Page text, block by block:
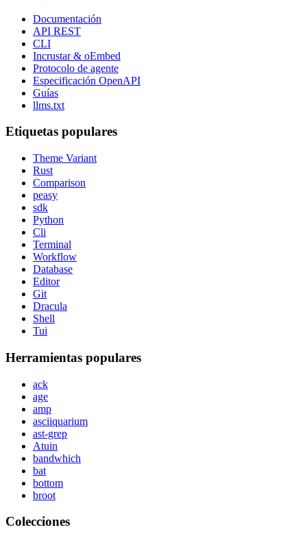
Documentación
API REST
CLI
Incrustar & oEmbed
Protocolo de agente
Especificación OpenAPI
Guías
llms.txt
Etiquetas populares
Theme Variant
Rust
Comparison
peasy
sdk
Python
Cli
Terminal
Workflow
Database
Editor
Git
Dracula
Shell
Tui
Herramientas populares
ack
age
amp
asciiquarium
ast-grep
Atuin
bandwhich
bat
bottom
broot
Colecciones